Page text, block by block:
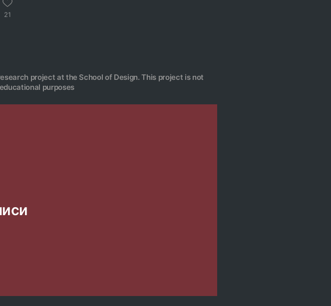
21
project at the School of Design. This project is not
purposes